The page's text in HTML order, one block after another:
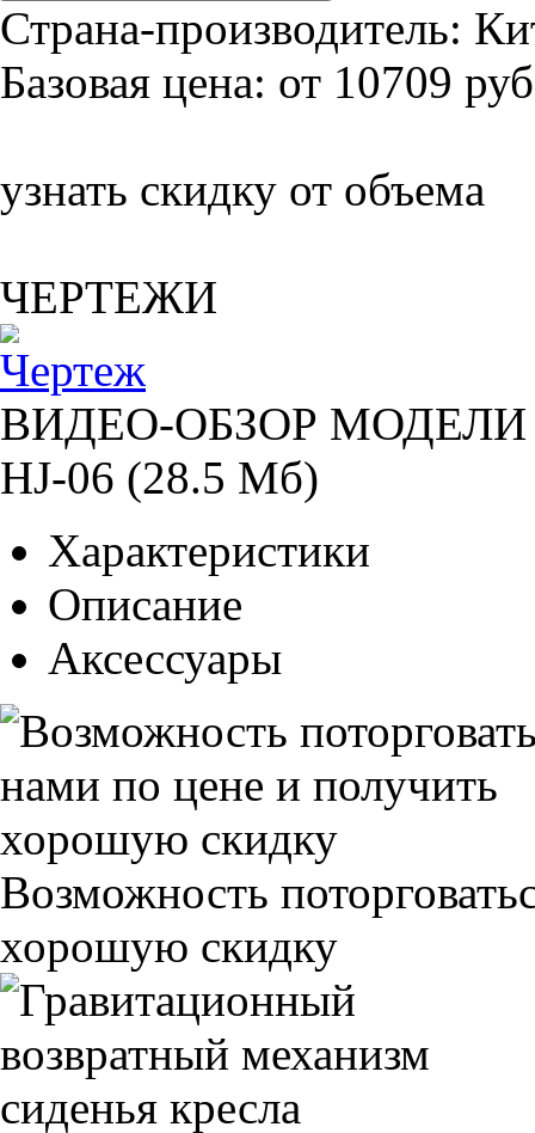
Страна-производитель:
Базовая цена: от 10709
узнать скидку от объема
ЧЕРТЕЖИ
ВИДЕО-ОБЗОР МОДЕЛИ
HJ-06 (28.5 Мб)
Характеристики
Описание
Аксессуары
Возможность
хорошую скидку